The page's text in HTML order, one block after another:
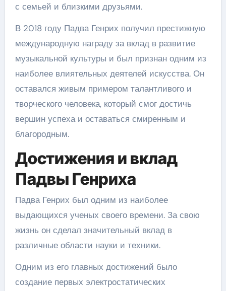
с семьей и близкими друзьями.
В 2018 году Падва Генрих получил престижную
международную награду за вклад в развитие
музыкальной культуры и был признан одним из
наиболее влиятельных деятелей искусства. Он
оставался живым примером талантливого и
творческого человека, который смог достичь
вершин успеха и оставаться смиренным и
благородным.
Достижения и вклад
Падвы Генриха
Падва Генрих был одним из наиболее
выдающихся ученых своего времени. За свою
жизнь он сделал значительный вклад в
различные области науки и техники.
Одним из его главных достижений было
создание первых электростатических